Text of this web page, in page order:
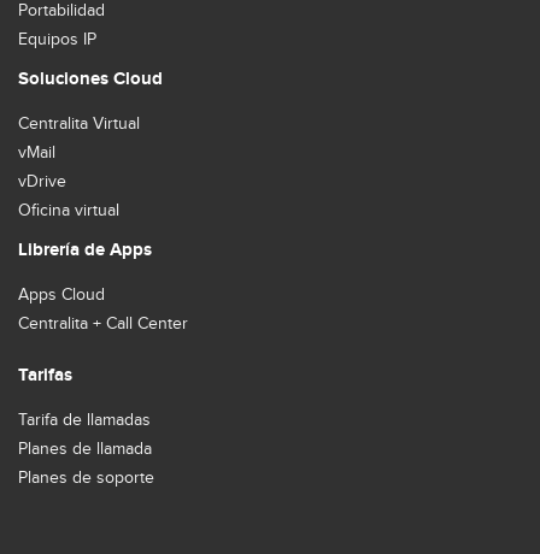
Portabilidad
Equipos IP
Soluciones Cloud
Centralita Virtual
vMail
vDrive
Oficina virtual
Librería de Apps
Apps Cloud
Centralita + Call Center
Tarifas
Tarifa de llamadas
Planes de llamada
Planes de soporte